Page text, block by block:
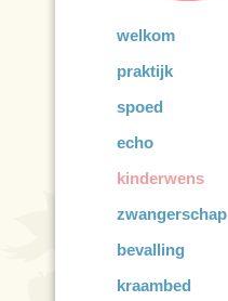
welkom
praktijk
spoed
echo
kinderwens
zwangerschap
bevalling
kraambed